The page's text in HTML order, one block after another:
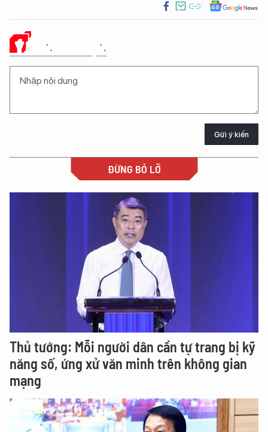
Ý KIẾN CỦA BẠN
Gửi ý kiến
ĐỪNG BỎ LỠ
Thủ tướng: Mỗi người dân cần tự trang bị kỹ
năng số, ứng xử văn minh trên không gian
mạng